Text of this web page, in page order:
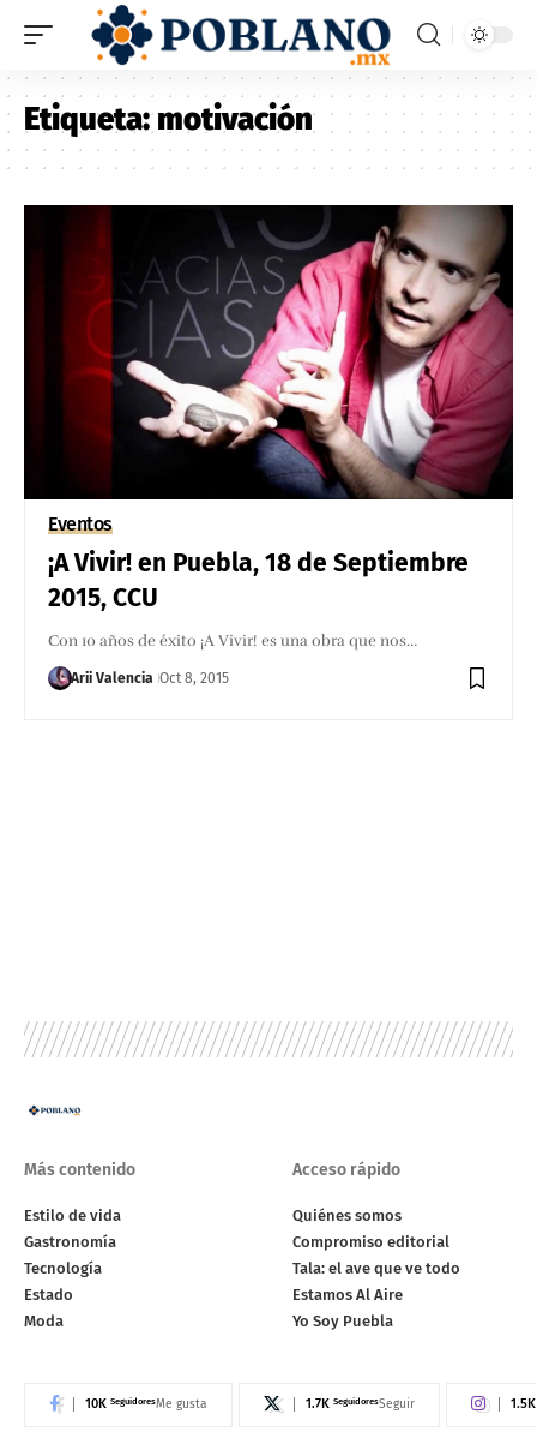
Etiqueta:motivación
Eventos
¡A Vivir! en Puebla, 18 de Septiembre
2015, CCU
Con 10 años de éxito ¡A Vivir! es una obra que nos…
Arii Valencia Oct 8, 2015
Más contenido
Estilo de vida
Gastronomía
Tecnología
Estado
Moda
Acceso rápido
Quiénes somos
Compromiso editorial
Tala: el ave que ve todo
Estamos Al Aire
Yo Soy Puebla
10K SeguidoresMe gusta 1.7K SeguidoresSeguir 1.5K